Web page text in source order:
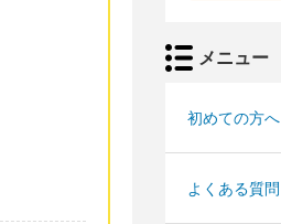
メニュー
初めての方へ
よくある質問